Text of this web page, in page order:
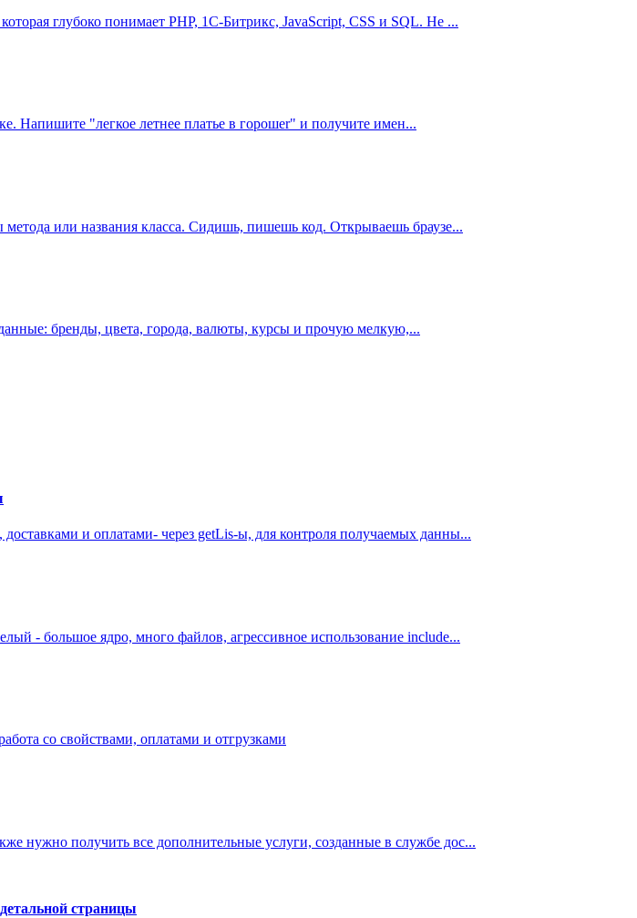
глубоко понимает PHP, 1C-Битрикс, JavaScript, CSS и SQL. Не ...
Напишите "легкое летнее платье в горошеr" и получите имен...
или названия класса. Сидишь, пишешь код. Открываешь браузе...
бренды, цвета, города, валюты, курсы и прочую мелкую,...
и оплатами- через getLis-ы, для контроля получаемых данны...
- большое ядро, много файлов, агрессивное использование include...
со свойствами, оплатами и отгрузками
нужно получить все дополнительные услуги, созданные в службе дос...
страницы